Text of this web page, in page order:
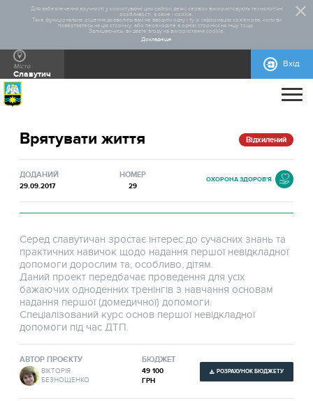
Для забезпечення зручності у користуванні цим сайтом деякі сервіси використовують технологічні
особливості, а саме - cookie.
Таке функціональне рішення дозволить вам не вводити одну і ту ж інформацію кожен раз, коли ви
повертаєтесь на цю сторінку, або переходите з однієї сторінки на іншу тощо.
Залишаючись, ви даєте згоду на використання cookie.
Докладніше
Місто
Славутич
Вхід
ПРО ПРОЄКТ
ЗАГАЛЬНА ІНФОРМАЦІЯ
СТАТИСТИКА
РЕАЛІЗОВАНІ ПРОЄКТИ
ДОПОМОГА
ПРАВИЛА УЧАСТІ
НОРМАТИВНО-ПРАВОВА БАЗА
БЛАНКИ ДЛЯ ЗАВАНТАЖЕННЯ
ІНСТРУКЦІЇ
ДОВІДКОВА ІНФОРМАЦІЯ
МАКЕТИ РЕКЛАМНИХ МАТЕРІАЛІВ
КОНТАКТИ
Врятувати життя Відхилений
ДОДАНИЙ
29.09.2017
НОМЕР
29
ОХОРОНА ЗДОРОВ'Я
Серед славутичан зростає інтерес до сучасних знань та
практичних навичок щодо надання першої невідкладної
допомоги дорослим та, особливо, дітям.
Даний проект передбачає проведення для усіх
бажаючих одноденних тренінгів з навчання основам
надання першої (домедичної) допомоги.
Спеціалізований курс основ першої невідкладної
допомоги під час ДТП.
АВТОР ПРОЄКТУ
ВІКТОРІЯ
БЕЗНОЩЕНКО
БЮДЖЕТ
49 100
ГРН
РОЗРАХУНОК БЮДЖЕТУ